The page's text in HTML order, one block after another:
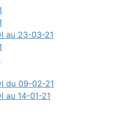
au 23-03-21
du 09-02-21
au 14-01-21